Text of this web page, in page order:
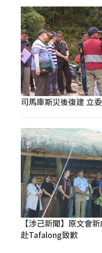
司馬庫斯災後復建 立
【涉己新聞】原文會
赴Tafalong致歉